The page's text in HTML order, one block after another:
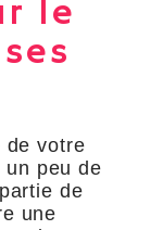
le
de votre
un peu de
de
une